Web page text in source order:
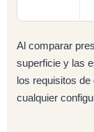
Al comparar
superficie y las
los requisitos
cualquier